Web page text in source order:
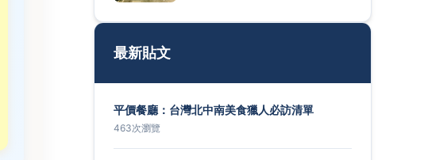
最新貼文
平價餐廳：台灣北中南美食獵人必訪清單
463次瀏覽